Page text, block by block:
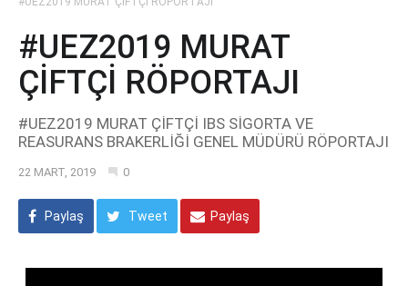
#UEZ2019 MURAT
ÇİFTÇİ RÖPORTAJI
#UEZ2019 MURAT ÇİFTÇİ IBS SİGORTA VE
REASURANS BRAKERLİĞİ GENEL MÜDÜRÜ RÖPORTAJI
22 MART, 2019 0
Paylaş Tweet Paylaş